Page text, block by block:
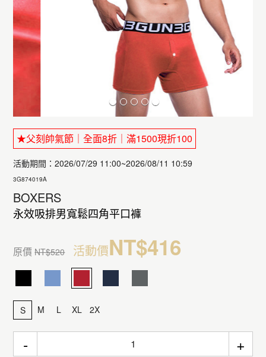
★父刻帥氣節｜全面8折｜滿1500現折100
活動期間：2026/07/29 11:00~2026/08/11 10:59
3G874019A
BOXERS
永效吸排男寬鬆四角平口褲
原價NT$520 活動價NT$416
S M L XL 2X
- +